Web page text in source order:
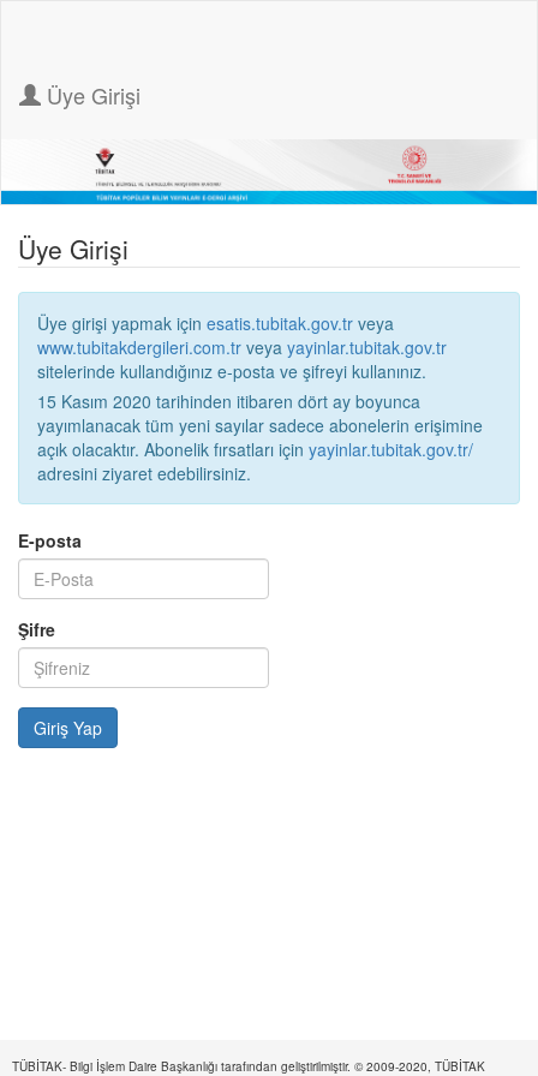
Üye Girişi
Üye Girişi
Üye girişi yapmak için esatis.tubitak.gov.tr veya
www.tubitakdergileri.com.tr veya yayinlar.tubitak.gov.tr
sitelerinde kullandığınız e-posta ve şifreyi kullanınız.
15 Kasım 2020 tarihinden itibaren dört ay boyunca
yayımlanacak tüm yeni sayılar sadece abonelerin erişimine
açık olacaktır. Abonelik fırsatları için yayinlar.tubitak.gov.tr/
adresini ziyaret edebilirsiniz.
E-posta
Şifre
TÜBİTAK- Bilgi İşlem Daire Başkanlığı tarafından geliştirilmiştir. © 2009-2020, TÜBİTAK